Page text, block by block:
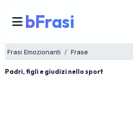
bFrasi
Frasi Emozionanti Frase
Padri, figli e giudizi nello sport